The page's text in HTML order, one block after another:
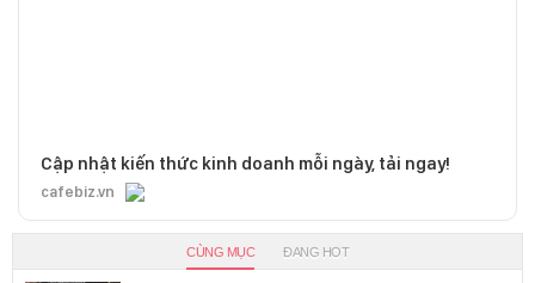
Cập nhật kiến thức kinh doanh mỗi ngày, tải ngay!
cafebiz.vn
CÙNG MỤC ĐANG HOT